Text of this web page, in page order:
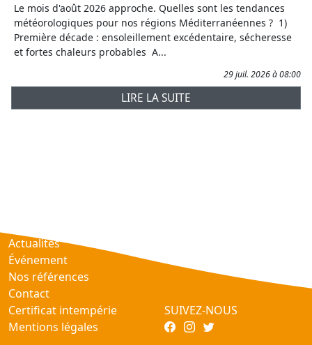
Le mois d'août 2026 approche. Quelles sont les tendances
météorologiques pour nos régions Méditerranéennes ? 1)
Première décade : ensoleillement excédentaire, sécheresse
et fortes chaleurs probables A...
29 juil. 2026 à 08:00
LIRE LA SUITE
Actualités
Événement
Nos références
Contact
Certificat intempérie
Mentions légales
SUIVEZ-NOUS